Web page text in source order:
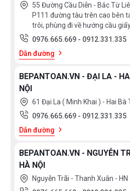
55 Đường Cầu Diễn - Bắc Từ
P111 đường tàu trên cao bên
trôi, phùng đi về hướng cầu
0976.665.669 - 0912.331.335
Dẫn đường
BEPANTOAN.VN - ĐẠI LA -
NỘI
61 Đại La ( Minh Khai ) - Hai Bà
0976.665.669 - 0912.331.335
Dẫn đường
BEPANTOAN.VN - NGUYỄN
HÀ NỘI
Nguyễn Trãi - Thanh Xuân - HN